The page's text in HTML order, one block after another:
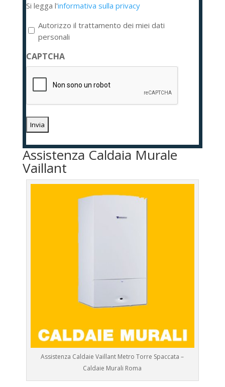
legga
l'informativa
sulla
privacy
*
Si legga l'informativa sulla privacy
Autorizzo il trattamento dei miei dati
personali
CAPTCHA
Assistenza Caldaia Murale
Vaillant
Assistenza Caldaie Vaillant Metro Torre Spaccata –
Caldaie Murali Roma